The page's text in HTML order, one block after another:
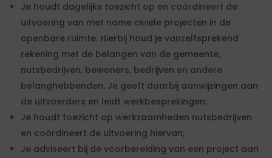
Je houdt dagelijks toezicht op en coördineert de
uitvoering van met name civiele projecten in de
openbare ruimte. Hierbij houd je vanzelfsprekend
rekening met de belangen van de gemeente,
nutsbedrijven, bewoners, bedrijven en andere
belanghebbenden. Je geeft daarbij aanwijzingen aan
de uitvoerders en leidt werkbesprekingen;
Je houdt toezicht op werkzaamheden nutsbedrijven
en coördineert de uitvoering hiervan;
Je adviseert bij de voorbereiding van een project aan